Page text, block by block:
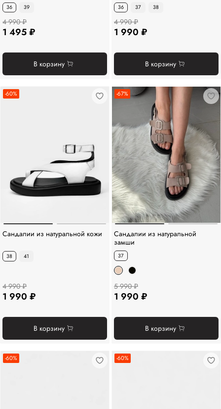
36 39
4 990 ₽
1 495 ₽
В корзину
36 37 38
4 990 ₽
1 990 ₽
В корзину
-60%
Сандалии из натуральной кожи
38 41
4 990 ₽
1 990 ₽
В корзину
-67%
Сандалии из натуральной
замши
37
5 990 ₽
1 990 ₽
В корзину
-60% -60%